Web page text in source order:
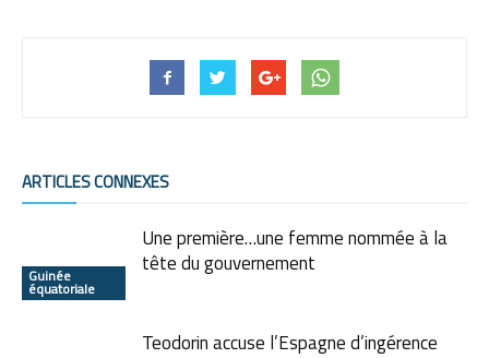
ARTICLES CONNEXES
Guinée
équatoriale
Une première…une femme nommée à la
tête du gouvernement
Teodorin accuse l’Espagne d’ingérence